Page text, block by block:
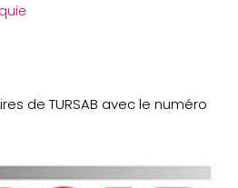
de TURSAB avec le numéro